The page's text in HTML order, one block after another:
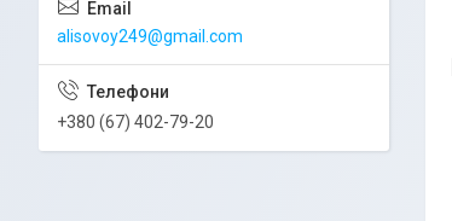
alisovoy249@gmail.com
+380 (67) 402-79-20